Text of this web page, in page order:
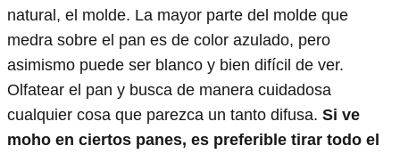
natural, el molde. La mayor parte del molde que
medra sobre el pan es de color azulado, pero
asimismo puede ser blanco y bien difícil de ver.
Olfatear el pan y busca de manera cuidadosa
cualquier cosa que parezca un tanto difusa. Si ve
moho en ciertos panes, es preferible tirar todo el